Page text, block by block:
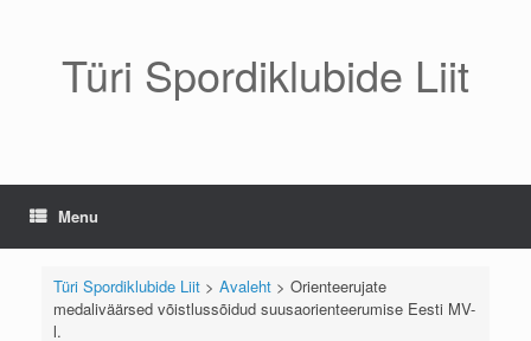
Türi Spordiklubide Liit
Menu
Türi Spordiklubide Liit> Avaleht> Orienteerujate
medaliväärsed võistlussõidud suusaorienteerumise Eesti MV-
l.